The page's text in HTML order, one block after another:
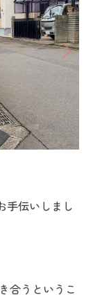
手伝いしまし
合うというこ